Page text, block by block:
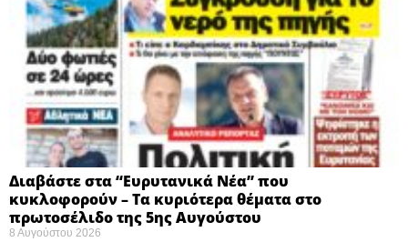
Διαβάστε στα “Ευρυτανικά Νέα” που
κυκλοφορούν – Τα κυριότερα θέματα στο
πρωτοσέλιδο της 5ης Αυγούστου
8 Αυγούστου 2026